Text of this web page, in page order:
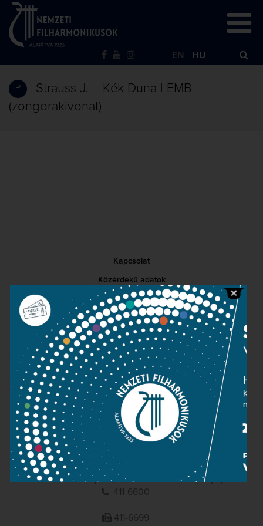
EN HU
Strauss J. – Kék Duna | EMB
(zongorakivonat)
Kapcsolat
Közérdekű adatok
Sajtószoba
Adatvédelem
Impresszum
NEMZETI
FILHARMONIKUSOK
1095 Budapest, Komor Marcell u. 1. (Müpa)
411-6600
411-6699